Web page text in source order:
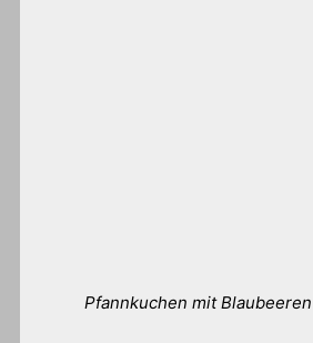
Pfannkuchen mit Blaubeeren